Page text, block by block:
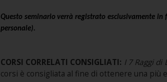
Questo seminario verrà registrato esclusivamente
personale).
CORSI CORRELATI CONSIGLIATI: I 7 Raggi
corsi è consigliata al fine di ottenere una più